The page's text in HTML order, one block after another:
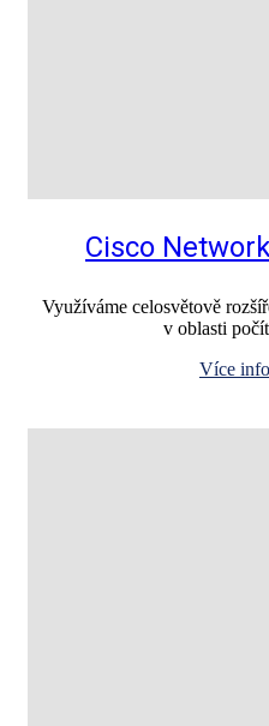
Cisco
Využíváme celosvětově
v oblasti
Více